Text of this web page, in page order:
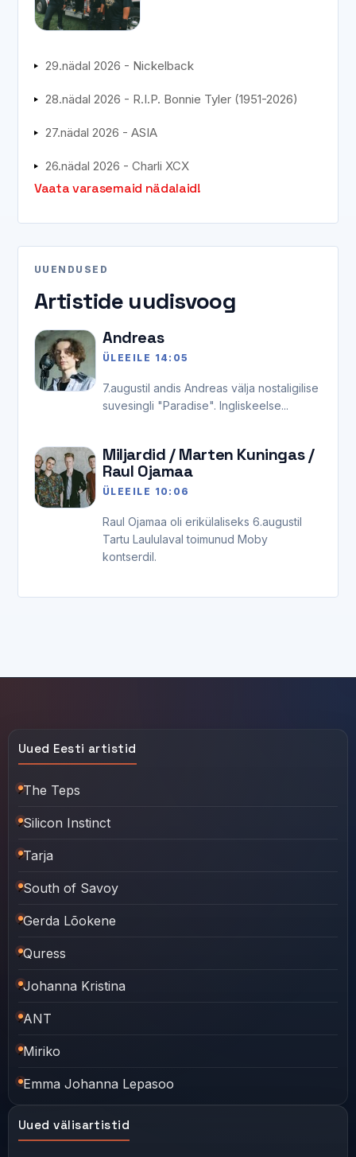
29.nädal 2026 - Nickelback
28.nädal 2026 - R.I.P. Bonnie Tyler (1951-2026)
27.nädal 2026 - ASIA
26.nädal 2026 - Charli XCX
Vaata varasemaid nädalaid!
UUENDUSED
Artistide uudisvoog
ÜLEEILE 14:05
Andreas
7.augustil andis Andreas välja nostaligilise
suvesingli "Paradise". Ingliskeelse...
ÜLEEILE 10:06
Miljardid / Marten Kuningas /
Raul Ojamaa
Raul Ojamaa oli erikülaliseks 6.augustil
Tartu Laululaval toimunud Moby
kontserdil.
Uued Eesti artistid
The Teps
Silicon Instinct
Tarja
South of Savoy
Gerda Lõokene
Quress
Johanna Kristina
ANT
Miriko
Emma Johanna Lepasoo
Uued välisartistid